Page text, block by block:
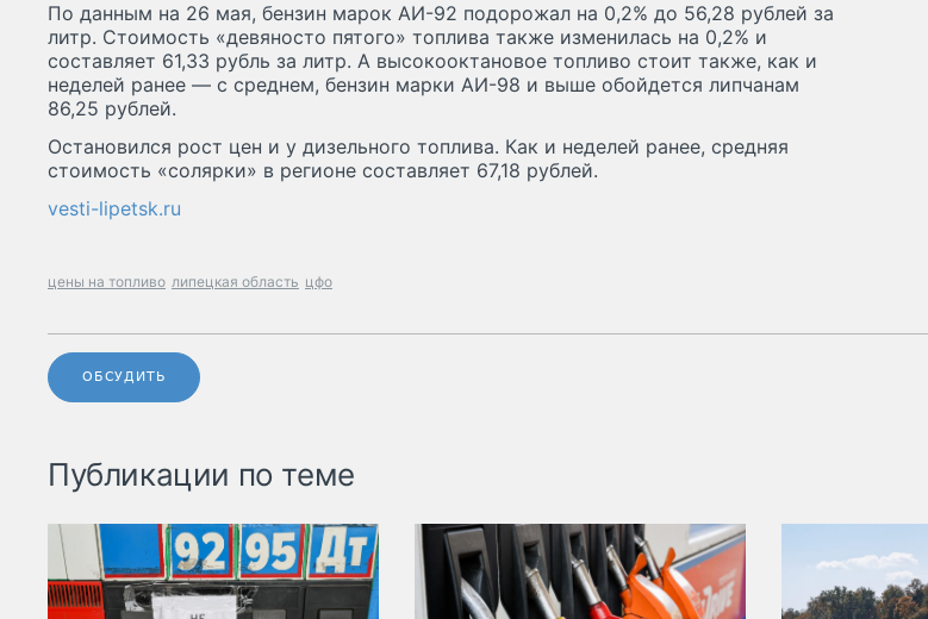
По данным на 26 мая, бензин марок АИ-92 подорожал на 0,2% до 56,28 рублей за
литр. Стоимость «девяносто пятого» топлива также изменилась на 0,2% и
составляет 61,33 рубль за литр. А высокооктановое топливо стоит также, как и
неделей ранее — с среднем, бензин марки АИ-98 и выше обойдется липчанам
86,25 рублей.
Остановился рост цен и у дизельного топлива. Как и неделей ранее, средняя
стоимость «солярки» в регионе составляет 67,18 рублей.
vesti-lipetsk.ru
цены на топливо липецкая область цфо
ОБСУДИТЬ
Публикации по теме